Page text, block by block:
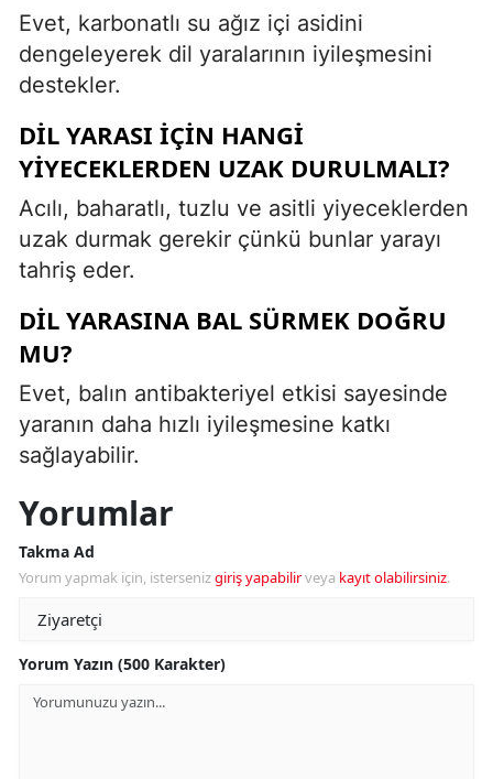
Evet, karbonatlı su ağız içi asidini
dengeleyerek dil yaralarının iyileşmesini
destekler.
DIL YARASI IÇIN HANGI
YIYECEKLERDEN UZAK DURULMALI?
Acılı, baharatlı, tuzlu ve asitli yiyeceklerden
uzak durmak gerekir çünkü bunlar yarayı
tahriş eder.
DIL YARASINA BAL SÜRMEK DOĞRU
MU?
Evet, balın antibakteriyel etkisi sayesinde
yaranın daha hızlı iyileşmesine katkı
sağlayabilir.
Yorumlar
Takma Ad
Yorum yapmak için, istersenizgiriş yapabilirveya kayıt olabilirsiniz.
Yorum Yazın (500 Karakter)